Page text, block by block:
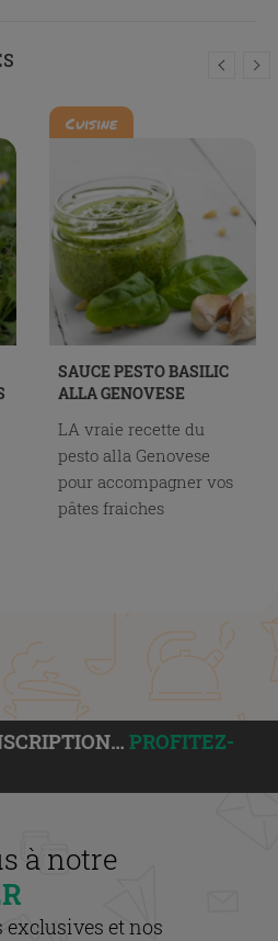
SAUCE PESTO BASILIC
ALLA GENOVESE
Cuisine
LA vraie recette du
pesto alla Genovese
pour accompagner vos
pâtes fraiches
PROFITEZ-
à notre
exclusives et nos